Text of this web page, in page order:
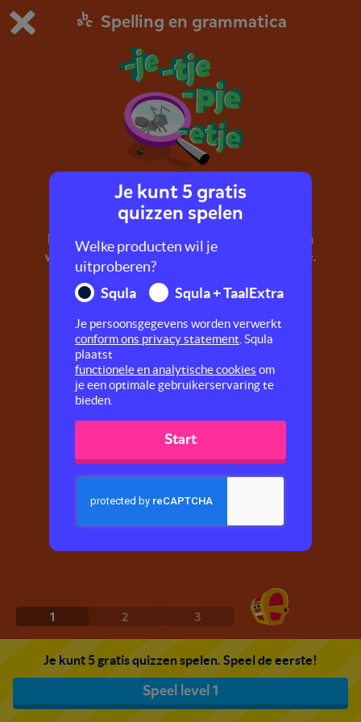
Dit is de gratis demo van Squla.
Bestel nu
0 1
Spelling en grammatica
Verkleinwoorden
Deze quiz gaat over verkleinwoorden. Dat zijn
woorden als: kusje, tafeltje, boompje, spinnetje.
1 2 3
Je kunt 5 gratis quizzen spelen. Speel de eerste!
Speel level 1
Je kunt 5 gratis
quizzen spelen
Welke producten wil je
uitproberen?
Squla
Squla + TaalExtra
Je persoonsgegevens worden verwerkt
conform ons privacy statement . Squla
plaatst
functionele en analytische cookies om
je een optimale gebruikerservaring te
bieden.
Start